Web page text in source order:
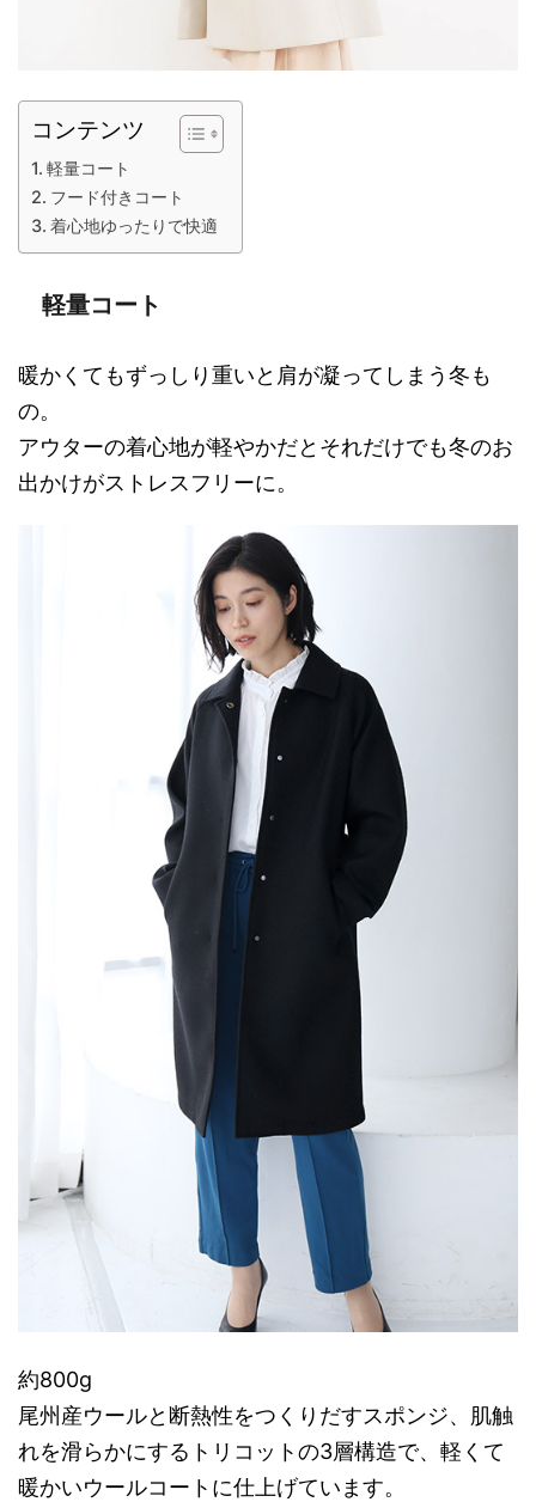
コンテンツ
軽量コート
フード付きコート
着心地ゆったりで快適
軽量コート
暖かくてもずっしり重いと肩が凝ってしまう冬も
の。
アウターの着心地が軽やかだとそれだけでも冬のお
出かけがストレスフリーに。
約800g
尾州産ウールと断熱性をつくりだすスポンジ、肌触
れを滑らかにするトリコットの3層構造で、軽くて
暖かいウールコートに仕上げています。